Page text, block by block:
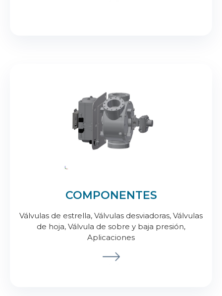
COMPONENTES
Válvulas de estrella, Válvulas desviadoras, Válvulas
de hoja, Válvula de sobre y baja presión,
Aplicaciones